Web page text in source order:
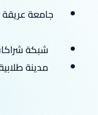
جامعة
شبكة
مدينة